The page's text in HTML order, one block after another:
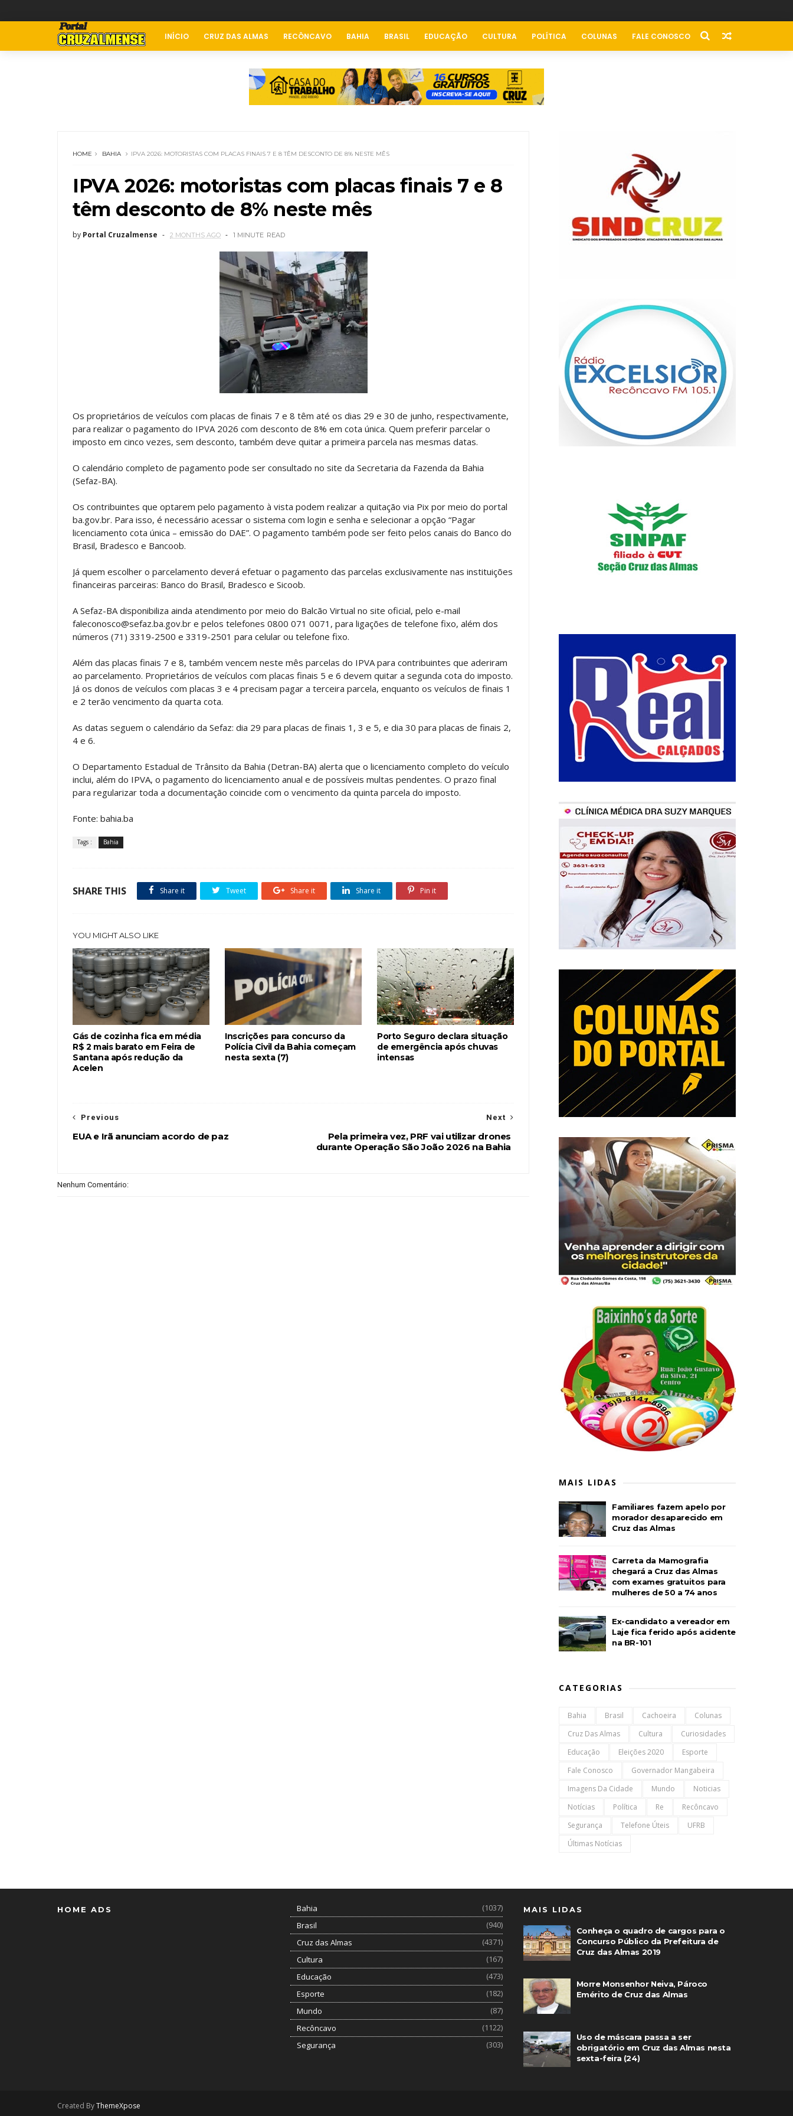
INÍCIO CRUZ DAS ALMAS RECÔNCAVO BAHIA BRASIL EDUCAÇÃO CULTURA POLÍTICA COLUNAS FALE CONOSCO
HOME BAHIA IPVA 2026: MOTORISTAS COM PLACAS FINAIS 7 E 8 TÊM DESCONTO DE 8% NESTE MÊS
IPVA 2026: motoristas com placas finais 7 e 8
têm desconto de 8% neste mês
by Portal Cruzalmense 2 MONTHS AGO 1 MINUTE READ
Os proprietários de veículos com placas de finais 7 e 8 têm até os dias 29 e 30 de junho, respectivamente,
para realizar o pagamento do IPVA 2026 com desconto de 8% em cota única. Quem preferir parcelar o
imposto em cinco vezes, sem desconto, também deve quitar a primeira parcela nas mesmas datas.
O calendário completo de pagamento pode ser consultado no site da Secretaria da Fazenda da Bahia
(Sefaz-BA).
Os contribuintes que optarem pelo pagamento à vista podem realizar a quitação via Pix por meio do portal
ba.gov.br. Para isso, é necessário acessar o sistema com login e senha e selecionar a opção “Pagar
licenciamento cota única – emissão do DAE”. O pagamento também pode ser feito pelos canais do Banco do
Brasil, Bradesco e Bancoob.
Já quem escolher o parcelamento deverá efetuar o pagamento das parcelas exclusivamente nas instituições
financeiras parceiras: Banco do Brasil, Bradesco e Sicoob.
A Sefaz-BA disponibiliza ainda atendimento por meio do Balcão Virtual no site oficial, pelo e-mail
faleconosco@sefaz.ba.gov.br e pelos telefones 0800 071 0071, para ligações de telefone fixo, além dos
números (71) 3319-2500 e 3319-2501 para celular ou telefone fixo.
Além das placas finais 7 e 8, também vencem neste mês parcelas do IPVA para contribuintes que aderiram
ao parcelamento. Proprietários de veículos com placas finais 5 e 6 devem quitar a segunda cota do imposto.
Já os donos de veículos com placas 3 e 4 precisam pagar a terceira parcela, enquanto os veículos de finais 1
e 2 terão vencimento da quarta cota.
As datas seguem o calendário da Sefaz: dia 29 para placas de finais 1, 3 e 5, e dia 30 para placas de finais 2,
4 e 6.
O Departamento Estadual de Trânsito da Bahia (Detran-BA) alerta que o licenciamento completo do veículo
inclui, além do IPVA, o pagamento do licenciamento anual e de possíveis multas pendentes. O prazo final
para regularizar toda a documentação coincide com o vencimento da quinta parcela do imposto.
Fonte: bahia.ba
Tags : Bahia
SHARE THIS Share it Tweet Share it Share it Pin it
YOU MIGHT ALSO LIKE
Gás de cozinha fica em média
R$ 2 mais barato em Feira de
Santana após redução da
Acelen
Inscrições para concurso da
Polícia Civil da Bahia começam
nesta sexta (7)
Porto Seguro declara situação
de emergência após chuvas
intensas
Next
Pela primeira vez, PRF vai utilizar drones
durante Operação São João 2026 na Bahia
Previous
EUA e Irã anunciam acordo de paz
Nenhum Comentário:
MAIS LIDAS
Familiares fazem apelo por
morador desaparecido em
Cruz das Almas
Carreta da Mamografia
chegará a Cruz das Almas
com exames gratuitos para
mulheres de 50 a 74 anos
Ex-candidato a vereador em
Laje fica ferido após acidente
na BR-101
CATEGORIAS
Bahia Brasil Cachoeira
Colunas
Cruz Das Almas
Cultura
Curiosidades
Educação
Eleições 2020
Esporte
Fale Conosco
Governador Mangabeira
Imagens Da Cidade
Mundo
Noticias
Notícias
Política Re
Recôncavo
Segurança
Telefone Úteis
UFRB
Últimas Notícias
HOME ADS Bahia
(1037)
Brasil
(940)
Cruz das Almas
(4371)
Cultura
(167)
Educação
(473)
Esporte
(182)
Mundo
(87)
Recôncavo
(1122)
Segurança
(303)
MAIS LIDAS
Conheça o quadro de cargos para o
Concurso Público da Prefeitura de
Cruz das Almas 2019
Morre Monsenhor Neiva, Pároco
Emérito de Cruz das Almas
Uso de máscara passa a ser
obrigatório em Cruz das Almas nesta
sexta-feira (24)
Created ByThemeXpose